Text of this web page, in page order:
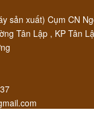
sản xuất) Cụm CN
Tân Lập , KP Tân